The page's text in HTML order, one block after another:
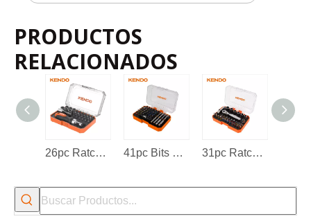
PRODUCTOS
RELACIONADOS
26pc Ratchet Destornillador Bits 41pc Bits de destornillador 31pc Ratchet Wrench Bits Set